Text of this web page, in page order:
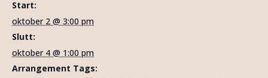
Start:
oktober 2 @ 3:00 pm
Slutt:
oktober 4 @ 1:00 pm
Arrangement Tags: